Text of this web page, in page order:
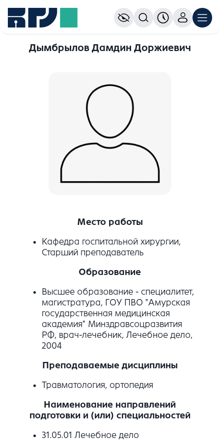
Дымбрылов Дамдин Доржиевич
Место работы
Кафедра госпитальной хирургии,
Старший преподаватель
Образование
Высшее образование - специалитет,
магистратура, ГОУ ПВО "Амурская
государственная медицинская
академия" Минздравсоцразвития
РФ, врач-лечебник, Лечебное дело,
2004
Преподаваемые дисциплины
Травматология, ортопедия
Наименование направлений
подготовки и (или) специальностей
31.05.01 Лечебное дело